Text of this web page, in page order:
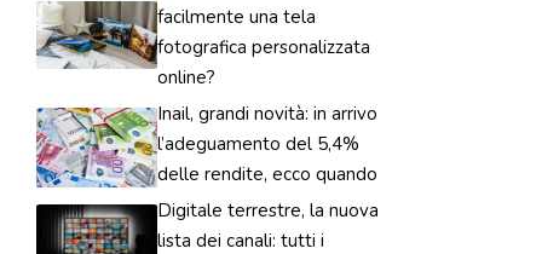
facilmente una tela
fotografica personalizzata
online?
Inail, grandi novità: in arrivo
l’adeguamento del 5,4%
delle rendite, ecco quando
Digitale terrestre, la nuova
lista dei canali: tutti i